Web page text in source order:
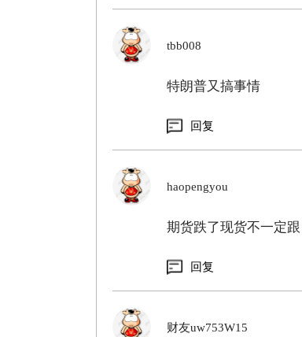
tbb008
特朗普又搞事情
回复
haopengyou
期货跌了现货不一定
回复
财友uw753W15